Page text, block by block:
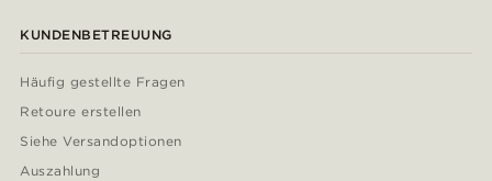
KUNDENBETREUUNG
Häufig gestellte Fragen
Retoure erstellen
Siehe Versandoptionen
Auszahlung